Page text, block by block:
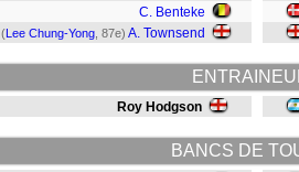
C. Benteke
(Lee Chung-Yong , 87e) A. Townsend
Roy Hodgson
BANCS DE